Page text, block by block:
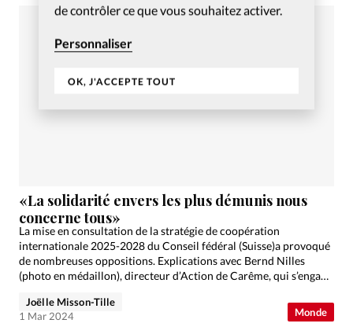
de contrôler ce que vous souhaitez activer.
Personnaliser
OK, J'ACCEPTE TOUT
Monde
«La solidarité envers les plus démunis nous
concerne tous»
La mise en consultation de la stratégie de coopération
internationale 2025-2028 du Conseil fédéral (Suisse)a provoqué
de nombreuses oppositions. Explications avec Bernd Nilles
(photo en médaillon), directeur d’Action de Carême, qui s’engage
Joëlle Misson-Tille
1 Mar 2024